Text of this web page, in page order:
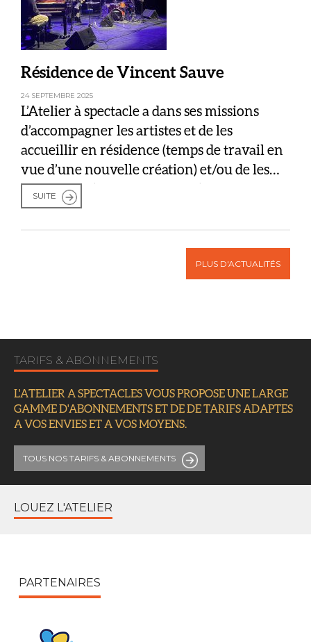
Résidence de Vincent Sauve
24 SEPTEMBRE 2025
L’Atelier à spectacle a dans ses missions
d’accompagner les artistes et de les
accueillir en résidence (temps de travail en
vue d’une nouvelle création) et/ou de les
coproduire (aide à la création). Cette année,
Vincent Sauve, est en résidence et sera
album. Dans ce cadre, nous l’accueillons
SUITE
PLUS D'ACTUALITÉS
TARIFS & ABONNEMENTS
L'ATELIER A SPECTACLES VOUS PROPOSE UNE LARGE
GAMME D'ABONNEMENTS ET DE DE TARIFS ADAPTES
A VOS ENVIES ET A VOS MOYENS.
TOUS NOS TARIFS & ABONNEMENTS
LOUEZ L'ATELIER
PARTENAIRES